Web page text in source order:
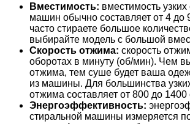
Вместимость: вместимость
машин обычно составляет от 4 до
часто стираете большое
выбирайте модель с большой
Скорость отжима: скорость
оборотах в минуту (об/мин). Чем
отжима, тем суше будет ваша
из машины. Для большинства
отжима составляет от 800 до 1400
Энергоэффективность:
стиральной машины измеряется